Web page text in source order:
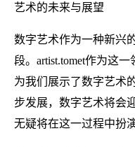
艺术的未来与展望
数字艺术作为一种新兴
段。artist.tomet作为这
为我们展示了数字艺术
步发展，数字艺术将会
无疑将在这一过程中扮